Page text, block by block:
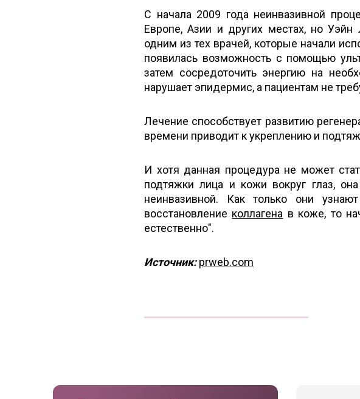
С начала 2009 года неинвазивной
Европе, Азии и других местах, но
одним из тех врачей, которые начали
появилась возможность с помощью
затем сосредоточить энергию на
нарушает эпидермис, а пациентам не
Лечение способствует развитию
времени приводит к укреплению и
И хотя данная процедура не может
подтяжки лица и кожи вокруг глаз,
неинвазивной. Как только они
восстановление коллагена в коже, то
естественно".
Источник: prweb.com